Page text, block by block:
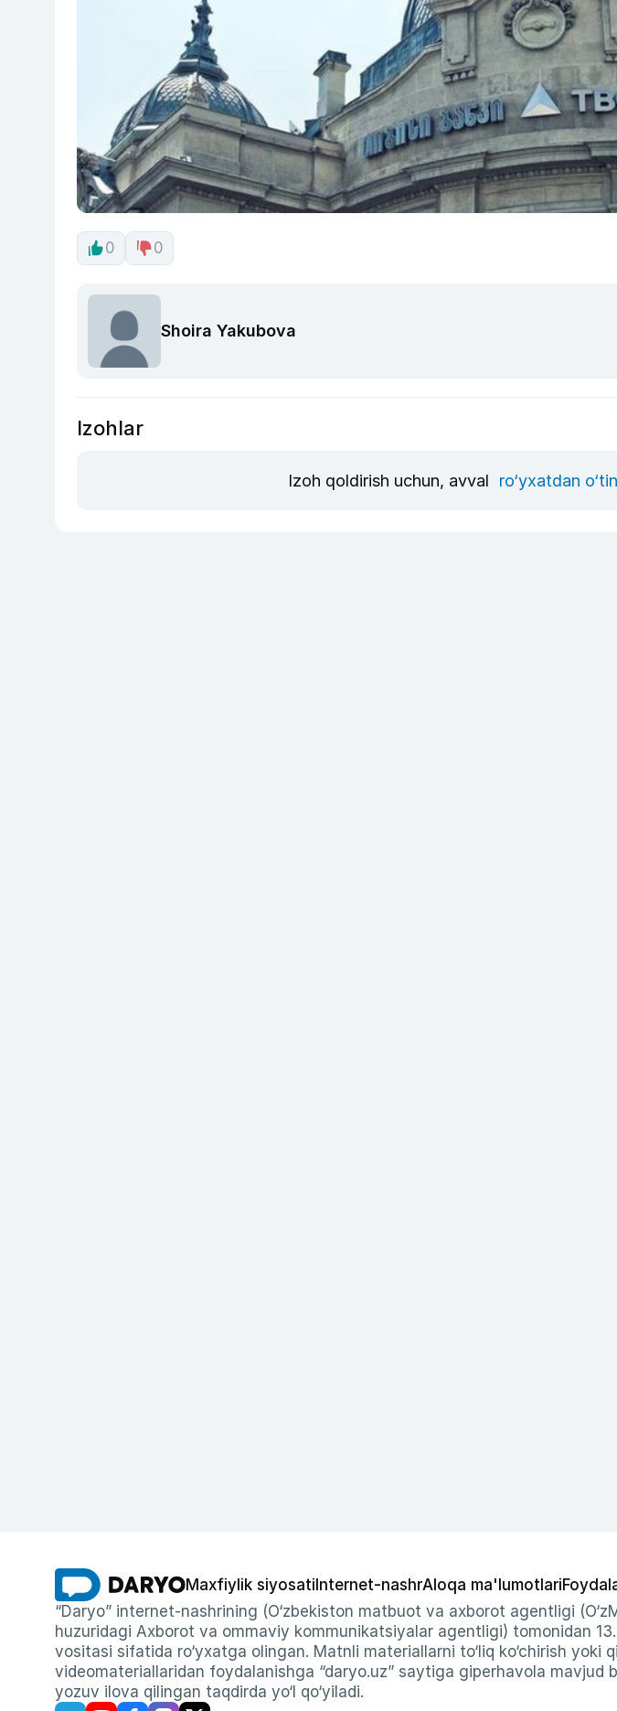
0 0
Shoira Yakubova
Izohlar
Izoh qoldirish uchun, avval ro‘yxatdan
Maxfiylik siyosati Internet-nashrAloqa ma'lumotlari
“Daryo” internet-nashrining (O‘zbekiston matbuot va axborot agentligi
huzuridagi Axborot va ommaviy kommunikatsiyalar agentligi) tomonidan
vositasi sifatida ro‘yxatga olingan. Matnli materiallarni to‘liq ko‘chirish
videomateriallaridan foydalanishga “daryo.uz” saytiga giperhavola mavjud
yozuv ilova qilingan taqdirda yo‘l qo‘yiladi.